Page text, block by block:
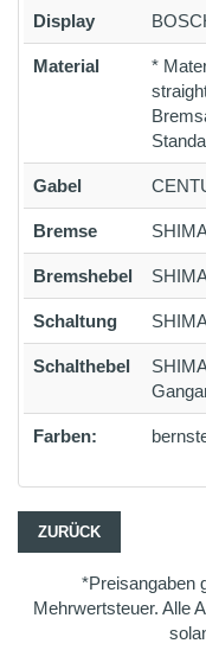
Display
Material
*
Gabel
Bremse
Bremshebel
Schaltung
Schalthebel
Farben:
ZURÜCK
*Preisangaben
Mehrwertsteuer. Alle